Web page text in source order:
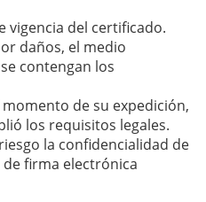
vigencia del certificado.
daños, el medio
contengan los
de su expedición,
los requisitos legales.
la confidencialidad de
firma electrónica